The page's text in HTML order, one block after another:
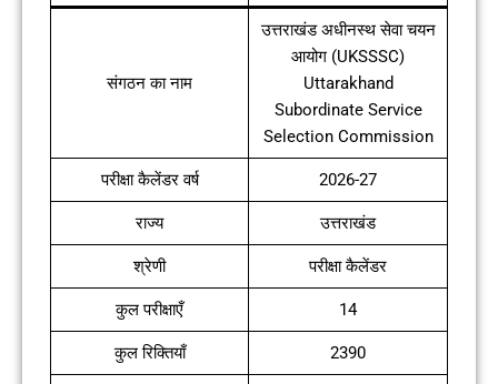
संगठन का नाम
उत्तराखंड अधीनस्थ सेवा चयन
आयोग (UKSSSC)
Uttarakhand
Subordinate Service
Selection Commission
परीक्षा कैलेंडर वर्ष 2026-27
राज्य उत्तराखंड
श्रेणी परीक्षा कैलेंडर
कुल परीक्षाएँ 14
कुल रिक्तियाँ 2390